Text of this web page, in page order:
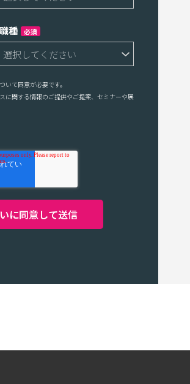
職種 必須
て同意が必要です。
に関する情報のご提供やご提案、セミナーや展